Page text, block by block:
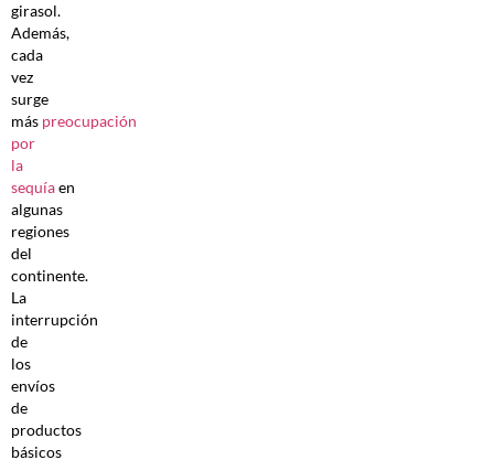
girasol.
Además,
cada
vez
surge
más preocupación
por
la
sequíaen
algunas
regiones
del
continente.
La
interrupción
de
los
envíos
de
productos
básicos